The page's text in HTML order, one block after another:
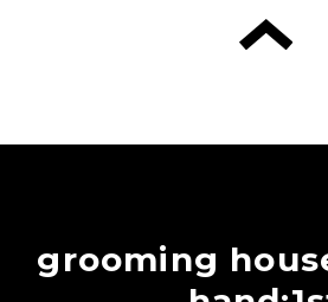
grooming